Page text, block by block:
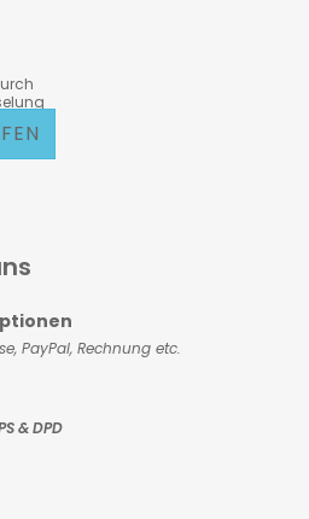
PayPal, Rechnung etc.
& DPD